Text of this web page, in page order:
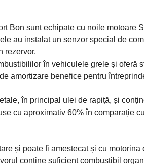
Bon sunt echipate cu noile motoare
au instalat un senzor special de
rezervor.
în vehiculele grele și oferă
amortizare benefice pentru
în principal ulei de rapiță, și
cu aproximativ 60% în comparație
și poate fi amestecat și cu motorina
conține suficient combustibil